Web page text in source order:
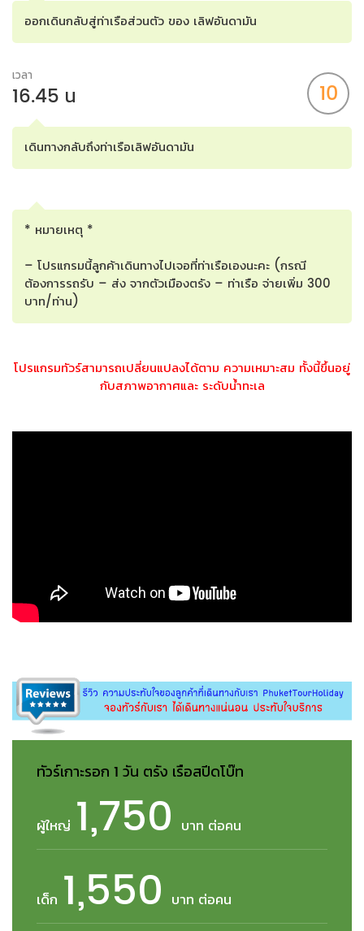
ออกเดินกลับสู่ท่าเรือส่วนตัว ของ เลิฟอันดามัน
เวลา
16.45 น 10
เดินทางกลับถึงท่าเรือเลิฟอันดามัน
* หมายเหตุ *
– โปรแกรมนี้ลูกค้าเดินทางไปเจอที่ท่าเรือเองนะคะ (กรณี
ต้องการรถรับ – ส่ง จากตัวเมืองตรัง – ท่าเรือ จ่ายเพิ่ม 300
บาท/ท่าน)
โปรแกรมทัวร์สามารถเปลี่ยนแปลงได้ตาม ความเหมาะสม ทั้งนี้ขึ้นอยู่
กับสภาพอากาศและ ระดับน้ำทะเล
ทัวร์เกาะรอก 1 วัน ตรัง เรือสปีดโบ๊ท
ผู้ใหญ่ 1,750 บาท ต่อคน
เด็ก 1,550 บาท ต่อคน